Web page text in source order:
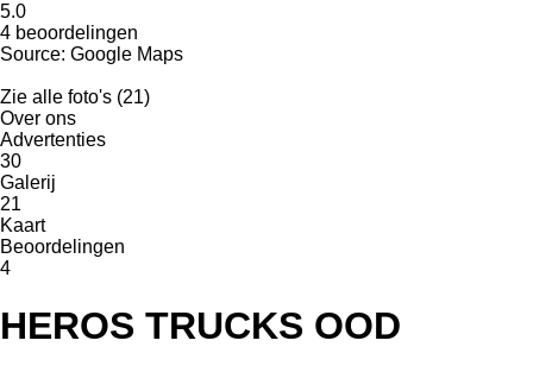
5.0
4 beoordelingen
Source: Google Maps
Zie alle foto's (21)
Over ons
Advertenties
30
Galerij
21
Kaart
Beoordelingen
4
HEROS TRUCKS OOD